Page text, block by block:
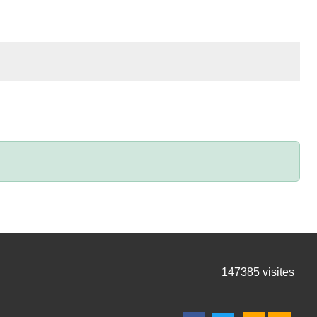
147385 visites